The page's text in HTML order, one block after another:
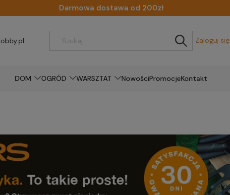
Darmowa dostawa od 200zł
Zaloguj się
DOM OGRÓD WARSZTAT NowościPromocjeKontakt